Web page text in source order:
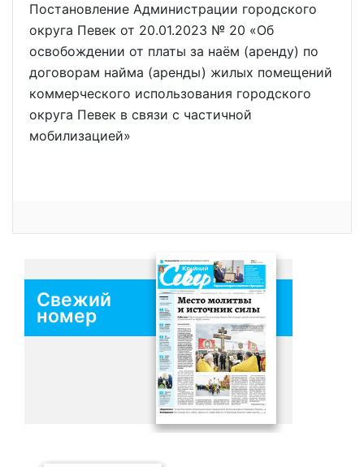
Постановление Администрации городского
округа Певек от 20.01.2023 № 20 «Об
освобождении от платы за наём (аренду) по
договорам найма (аренды) жилых помещений
коммерческого использования городского
округа Певек в связи с частичной
мобилизацией»
Свежий
номер